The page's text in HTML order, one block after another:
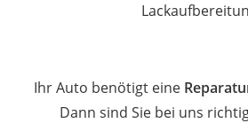
Ihr Auto benötigt eine
Dann sind Sie bei uns